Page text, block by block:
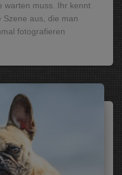
warten muss. Ihr kennt
Szene aus, die man
fotografieren